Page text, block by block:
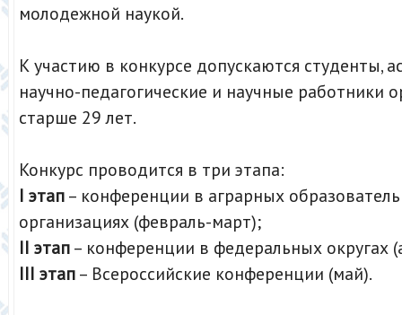
молодежной наукой.
К участию в конкурсе допускаются студенты,
научно-педагогические и научные работники
старше 29 лет.
Конкурс проводится в три этапа:
I этап – конференции в аграрных
организациях (февраль-март);
II этап – конференции в федеральных округах
III этап – Всероссийские конференции (май).